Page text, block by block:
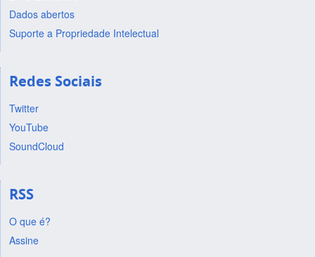
Dados abertos
Suporte a Propriedade Intelectual
Redes Sociais
Twitter
YouTube
SoundCloud
RSS
O que é?
Assine